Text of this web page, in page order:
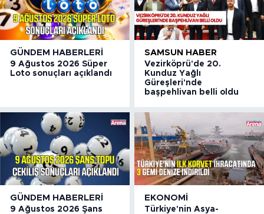
GÜNDEM HABERLERI
9 Ağustos 2026 Süper
Loto sonuçları açıklandı
SAMSUN HABER
Vezirköprü'de 20.
Kunduz Yağlı
Güreşleri'nde
başpehlivan belli oldu
GÜNDEM HABERLERI
9 Ağustos 2026 Şans
EKONOMI
Türkiye'nin Asya-